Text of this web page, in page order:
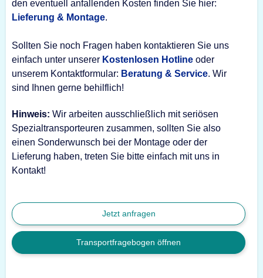
den eventuell anfallenden Kosten finden Sie hier:
Lieferung & Montage.
Sollten Sie noch Fragen haben kontaktieren Sie uns
einfach unter unserer Kostenlosen Hotline oder
unserem Kontaktformular: Beratung & Service. Wir
sind Ihnen gerne behilflich!
Hinweis: Wir arbeiten ausschließlich mit seriösen
Spezialtransporteuren zusammen, sollten Sie also
einen Sonderwunsch bei der Montage oder der
Lieferung haben, treten Sie bitte einfach mit uns in
Kontakt!
Jetzt anfragen
Transportfragebogen öffnen